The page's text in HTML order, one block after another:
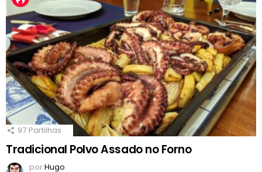
97 Partilhas
Tradicional Polvo Assado no Forno
porHugo